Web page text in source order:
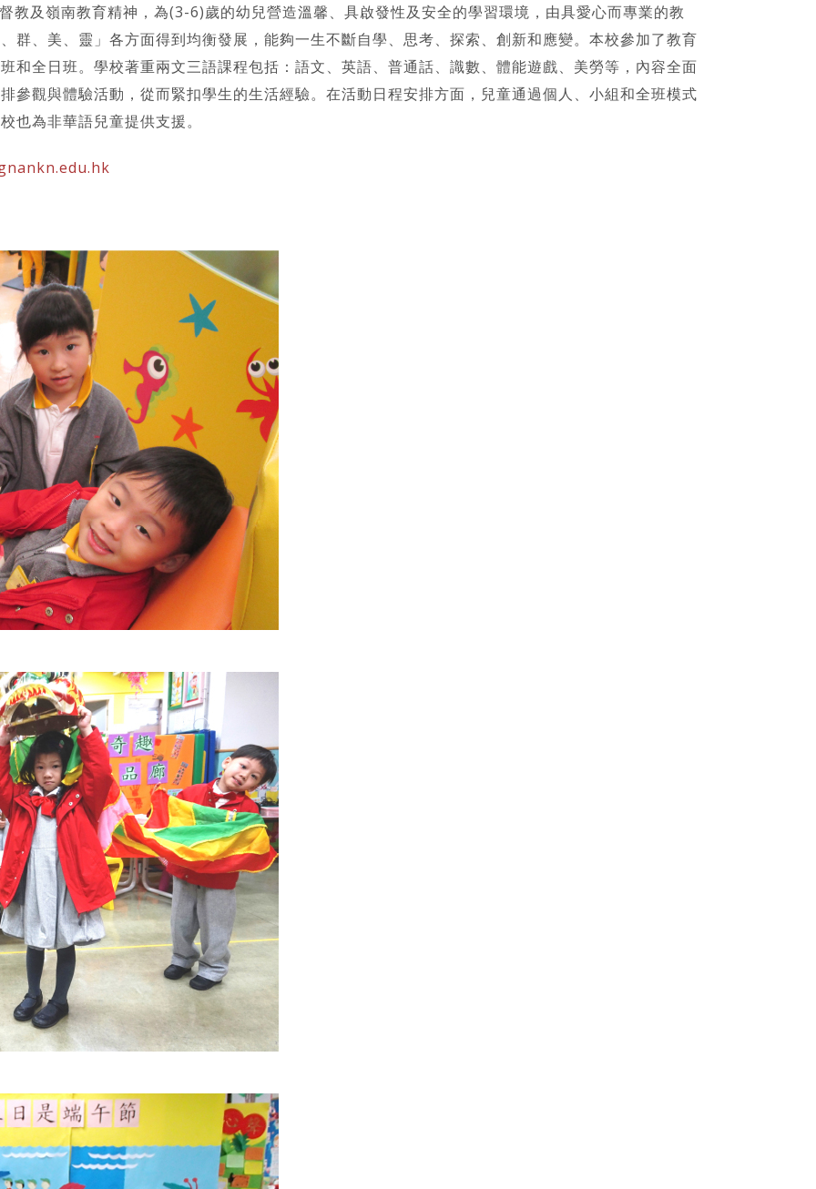
教及嶺南教育精神，為(3-6)歲的幼兒營造溫馨、具啟發性及安全的學習環境，由具愛心而專業的教
群、美、靈」各方面得到均衡發展，能夠一生不斷自學、思考、探索、創新和應變。本校參加了教育
和全日班。學校著重兩文三語課程包括：語文、英語、普通話、識數、體能遊戲、美勞等，內容全面
參觀與體驗活動，從而緊扣學生的生活經驗。在活動日程安排方面，兒童通過個人、小組和全班模式
也為非華語兒童提供支援。